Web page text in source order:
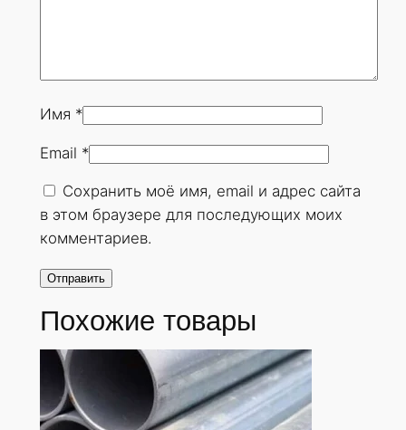
Имя *
Email *
Сохранить моё имя, email и адрес сайта
в этом браузере для последующих моих
комментариев.
Похожие товары